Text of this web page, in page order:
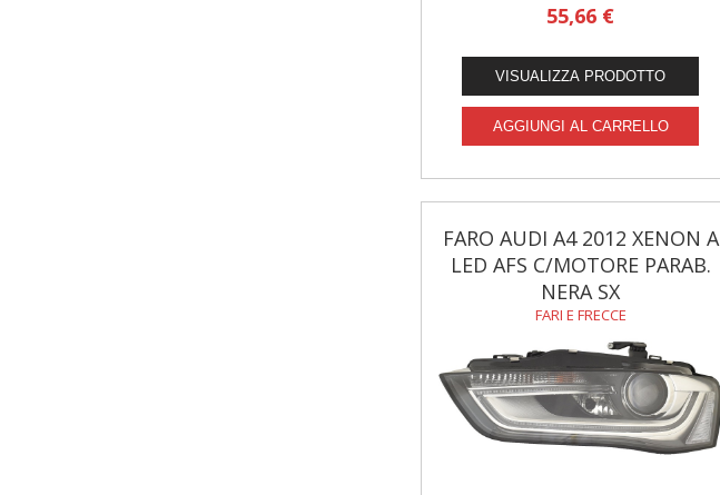
55,66 €
FARO AUDI A4 2012 XENON A
LED AFS C/MOTORE PARAB.
NERA SX
FARI E FRECCE